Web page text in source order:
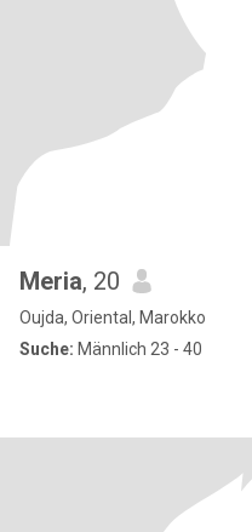
Meria, 20
Oujda, Oriental, Marokko
Suche: Männlich 23 - 40